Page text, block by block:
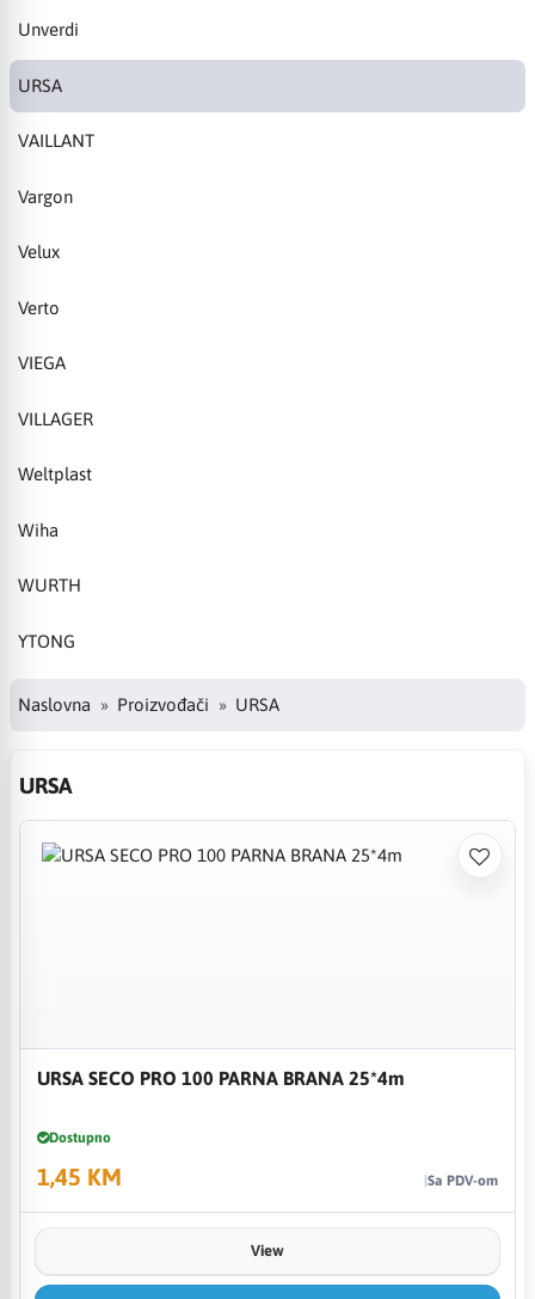
Unverdi
URSA
VAILLANT
Vargon
Velux
Verto
VIEGA
VILLAGER
Weltplast
Wiha
WURTH
YTONG
Naslovna Proizvođači URSA
URSA
URSA SECO PRO 100 PARNA BRANA 25*4m
Dostupno
1,45 KM Sa PDV-om
View